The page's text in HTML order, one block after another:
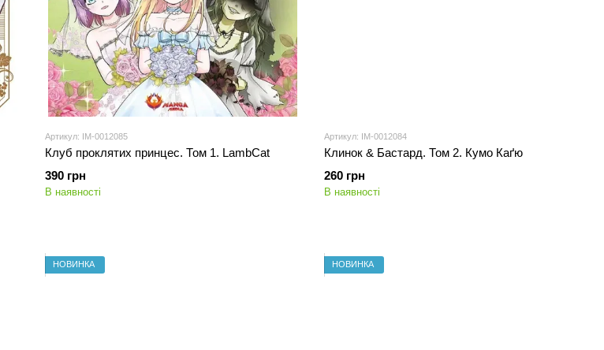
Артикул: IM-0012085
Клуб проклятих принцес. Том 1. LambCat
390 грн
В наявності
Артикул: IM-0012084
Клинок & Бастард. Том 2. Кумо Каґю
260 грн
В наявності
НОВИНКА НОВИНКА